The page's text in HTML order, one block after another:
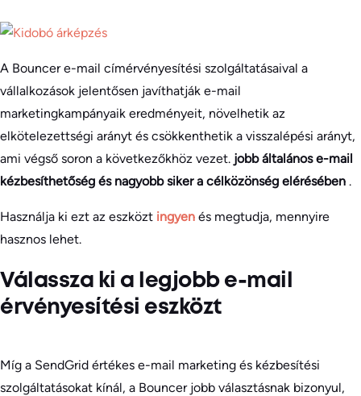
A Bouncer e-mail címérvényesítési szolgáltatásaival a
vállalkozások jelentősen javíthatják e-mail
marketingkampányaik eredményeit, növelhetik az
elkötelezettségi arányt és csökkenthetik a visszalépési arányt,
ami végső soron a következőkhöz vezet. jobb általános e-mail
kézbesíthetőség és nagyobb siker a célközönség elérésében .
Használja ki ezt az eszközt ingyen és megtudja, mennyire
hasznos lehet.
Válassza ki a legjobb e-mail
érvényesítési eszközt
Míg a SendGrid értékes e-mail marketing és kézbesítési
szolgáltatásokat kínál, a Bouncer jobb választásnak bizonyul,